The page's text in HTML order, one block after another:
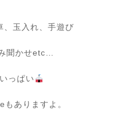
、玉入れ、手遊び
聞かせetc…
っぱい
ありますよ。